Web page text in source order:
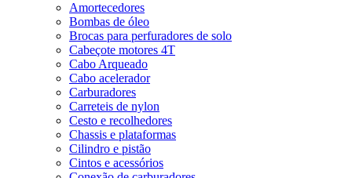
Amortecedores
Bombas de óleo
Brocas para perfuradores de solo
Cabeçote motores 4T
Cabo Arqueado
Cabo acelerador
Carburadores
Carreteis de nylon
Cesto e recolhedores
Chassis e plataformas
Cilindro e pistão
Cintos e acessórios